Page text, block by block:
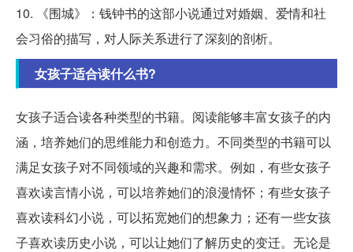
10. 《围城》：钱钟书的这部小说通过对婚姻、爱情和社
会习俗的描写，对人际关系进行了深刻的剖析。
女孩子适合读什么书?
女孩子适合读各种类型的书籍。阅读能够丰富女孩子的内
涵，培养她们的思维能力和创造力。不同类型的书籍可以
满足女孩子对不同领域的兴趣和需求。例如，有些女孩子
喜欢读言情小说，可以培养她们的浪漫情怀；有些女孩子
喜欢读科幻小说，可以拓宽她们的想象力；还有一些女孩
子喜欢读历史小说，可以让她们了解历史的变迁。无论是